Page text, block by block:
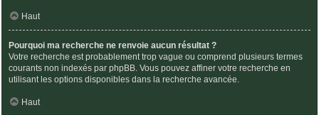
Haut
Pourquoi ma recherche ne renvoie aucun résultat ?
Votre recherche est probablement trop vague ou comprend plusieurs termes
courants non indexés par phpBB. Vous pouvez affiner votre recherche en
utilisant les options disponibles dans la recherche avancée.
Haut